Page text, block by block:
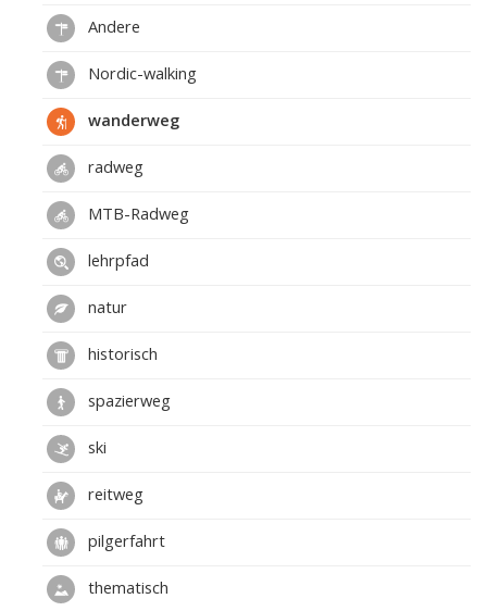
Andere
Nordic-walking
wanderweg
radweg
MTB-Radweg
lehrpfad
natur
historisch
spazierweg
ski
reitweg
pilgerfahrt
thematisch